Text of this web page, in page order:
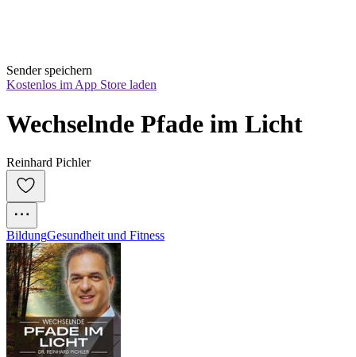
Sender speichern
Kostenlos im App Store laden
Wechselnde Pfade im Licht
Reinhard Pichler
BildungGesundheit und Fitness